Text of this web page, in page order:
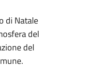
di Natale
del
del